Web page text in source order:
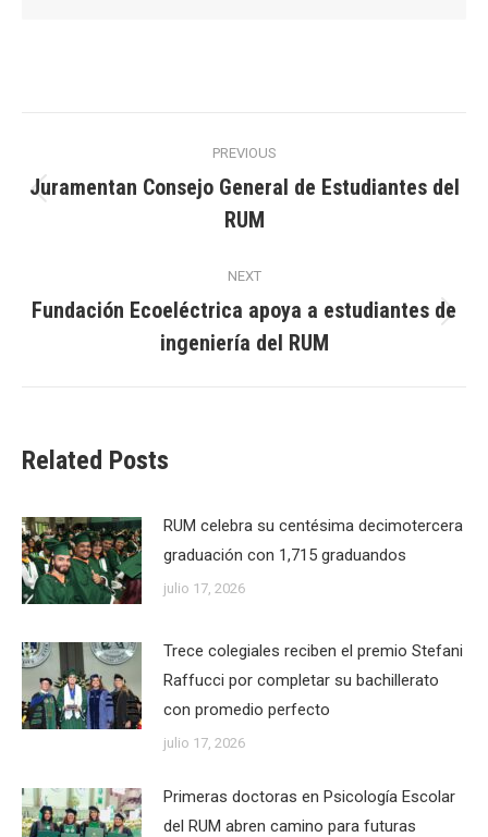
navigation
PREVIOUS
Previous
post:
Juramentan Consejo General de Estudiantes del
RUM
NEXT
Next
post:
Fundación Ecoeléctrica apoya a estudiantes de
ingeniería del RUM
Related Posts
RUM celebra su centésima decimotercera
graduación con 1,715 graduandos
julio 17, 2026
Trece colegiales reciben el premio Stefani
Raffucci por completar su bachillerato
con promedio perfecto
julio 17, 2026
Primeras doctoras en Psicología Escolar
del RUM abren camino para futuras